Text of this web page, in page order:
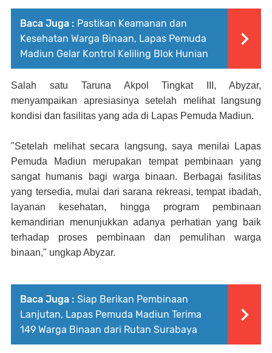
Baca Juga : Pastikan Keamanan dan
Kesehatan Warga Binaan, Lapas Pemuda
Madiun Gelar Kontrol Keliling Blok Hunian
Salah satu Taruna Akpol Tingkat III, Abyzar,
menyampaikan apresiasinya setelah melihat langsung
kondisi dan fasilitas yang ada di Lapas Pemuda Madiun.
"Setelah melihat secara langsung, saya menilai Lapas
Pemuda Madiun merupakan tempat pembinaan yang
sangat humanis bagi warga binaan. Berbagai fasilitas
yang tersedia, mulai dari sarana rekreasi, tempat ibadah,
layanan kesehatan, hingga program pembinaan
kemandirian menunjukkan adanya perhatian yang baik
terhadap proses pembinaan dan pemulihan warga
binaan," ungkap Abyzar.
Baca Juga : Siap Berikan Pembinaan
Lanjutan, Lapas Pemuda Madiun Terima
149 Warga Binaan dari Rutan Surabaya